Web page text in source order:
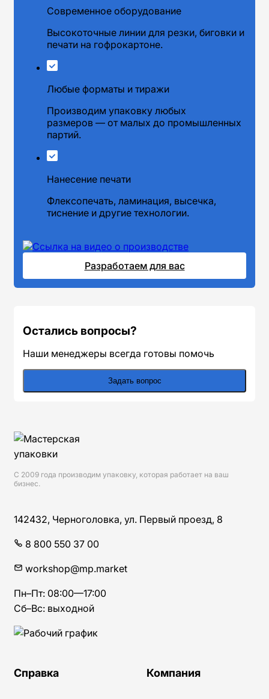
Современное оборудование
Высокоточные линии для резки, биговки и
печати на гофрокартоне.
Любые форматы и тиражи
Производим упаковку любых
размеров — от малых до промышленных
партий.
Нанесение печати
Флексопечать, ламинация, высечка,
тиснение и другие технологии.
Разработаем для вас
Остались вопросы?
Наши менеджеры всегда готовы помочь
Задать вопрос
Сведения о компании и навигация по
С 2009 года производим упаковку, которая работает на ваш
бизнес.
142432, Черноголовка, ул. Первый проезд, 8
8 800 550 37 00
workshop@mp.market
Пн–Пт: 08:00—17:00
Сб–Вс: выходной
Справка Компания